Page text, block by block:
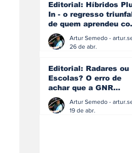
Editorial: Híbridos
In - o regresso
de quem aprendeu
os erros do passado
26 de abr.
Editorial: Radares ou
Escolas? O erro de
achar que a GNR
resolve o que a
educação falhou
19 de abr.